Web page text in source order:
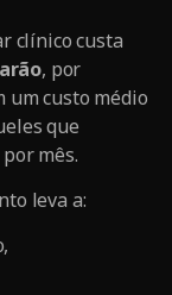
clínico custa
, por
um custo médio
que
mês.
leva a: